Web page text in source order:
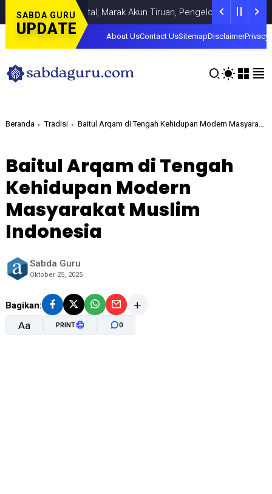
SABDA GURU
UPDATE
Dunia Digital, Marak Akun Tiruan, Pengelola TikTok
About UsContact UsSitemapDisclaimerPrivacy
Beranda Tradisi Baitul Arqam di Tengah Kehidupan Modern Masyarakat Muslim Indonesia
Baitul Arqam di Tengah
Kehidupan Modern
Masyarakat Muslim
Indonesia
Sabda Guru
Oktober 25, 2025
Bagikan:
Aa PRINT 0